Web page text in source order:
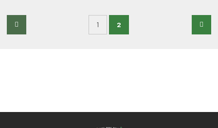
AV Beauty
1 2